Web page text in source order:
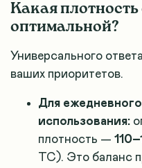
Какая плотность
оптимальной?
Универсального
ваших приоритетов.
Для ежедневного
использования:
плотность —
TC). Это баланс